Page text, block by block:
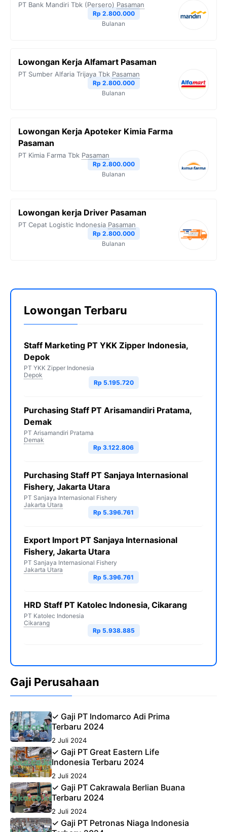
PT Bank Mandiri Tbk (Persero) Pasaman
Rp 2.800.000
Bulanan
Lowongan Kerja Alfamart Pasaman
PT Sumber Alfaria Trijaya Tbk Pasaman
Rp 2.800.000
Bulanan
Lowongan Kerja Apoteker Kimia Farma
Pasaman
PT Kimia Farma Tbk Pasaman
Rp 2.800.000
Bulanan
Lowongan kerja Driver Pasaman
PT Cepat Logistic Indonesia Pasaman
Rp 2.800.000
Bulanan
Lowongan Terbaru
Staff Marketing PT YKK Zipper Indonesia,
Depok
PT YKK Zipper Indonesia
Depok
Rp 5.195.720
Purchasing Staff PT Arisamandiri Pratama,
Demak
PT Arisamandiri Pratama
Demak
Rp 3.122.806
Purchasing Staff PT Sanjaya Internasional
Fishery, Jakarta Utara
PT Sanjaya Internasional Fishery
Jakarta Utara
Rp 5.396.761
Export Import PT Sanjaya Internasional
Fishery, Jakarta Utara
PT Sanjaya Internasional Fishery
Jakarta Utara
Rp 5.396.761
HRD Staff PT Katolec Indonesia, Cikarang
PT Katolec Indonesia
Cikarang
Rp 5.938.885
Gaji Perusahaan
✓ Gaji PT Indomarco Adi Prima
Terbaru 2024
2 Juli 2024
✓ Gaji PT Great Eastern Life
Indonesia Terbaru 2024
2 Juli 2024
✓ Gaji PT Cakrawala Berlian Buana
Terbaru 2024
2 Juli 2024
✓ Gaji PT Petronas Niaga Indonesia